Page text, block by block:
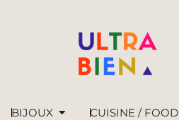
BIJOUX CUISINE / FOOD